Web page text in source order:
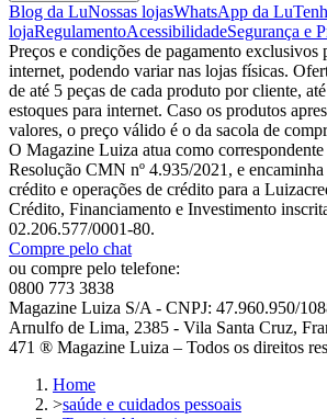
Blog da LuNossas lojasWhatsApp da Lu
lojaRegulamentoAcessibilidadeSegurança e
Preços e condições de pagamento exclusivos
internet, podendo variar nas lojas físicas.
de até 5 peças de cada produto por cliente,
estoques para internet. Caso os produtos
valores, o preço válido é o da sacola de
O Magazine Luiza atua como correspondente
Resolução CMN nº 4.935/2021, e encaminha
crédito e operações de crédito para a
Crédito, Financiamento e Investimento
02.206.577/0001-80.
Compre pelo chat
ou compre pelo telefone:
0800 773 3838
Magazine Luiza S/A - CNPJ: 47.960.950/
Arnulfo de Lima, 2385 - Vila Santa Cruz,
471 ® Magazine Luiza – Todos os direitos
Home
>saúde e cuidados pessoais